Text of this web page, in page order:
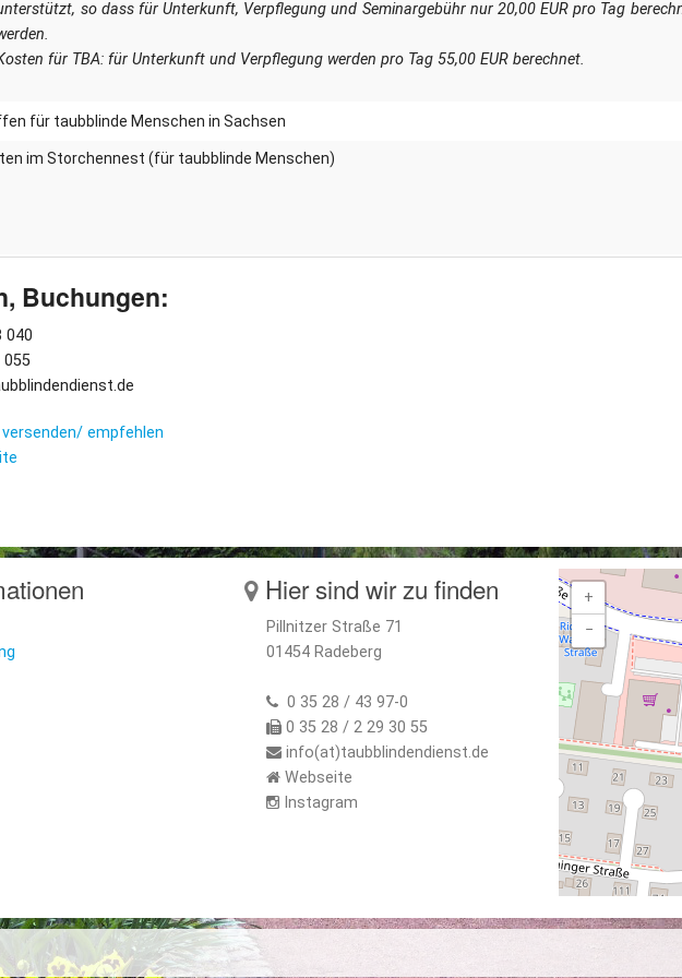
so dass für Unterkunft, Verpflegung und Seminargebühr nur 20,00 EUR pro Tag
für TBA: für Unterkunft und Verpflegung werden pro Tag 55,00 EUR berechnet.
für taubblinde Menschen in Sachsen
im Storchennest (für taubblinde Menschen)
Buchungen:
040
055
empfehlen
Hier sind wir zu finden
Pillnitzer Straße 71
01454 Radeberg
0 35 28 / 43 97-0
0 35 28 / 2 29 30 55
info(at)taubblindendienst.de
Webseite
Instagram
+
−